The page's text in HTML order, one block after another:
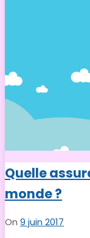
Quelle
monde ?
On 9 juin 2017